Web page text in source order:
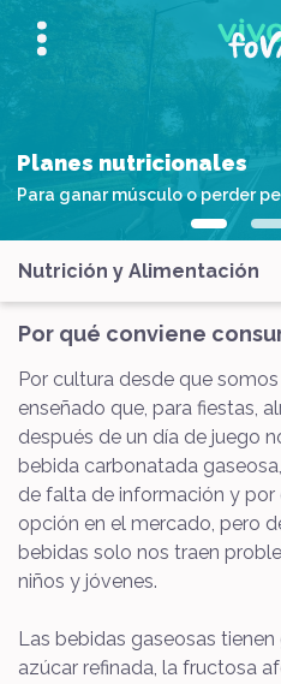
Planes nutricionales
Para ganar músculo o perder
Nutrición y Alimentación
Por qué conviene
Por cultura desde que
enseñado que, para fiestas,
después de un día de juego
bebida carbonatada
de falta de información y
opción en el mercado, pero
bebidas solo nos traen
niños y jóvenes.
Las bebidas gaseosas
azúcar refinada, la fructosa